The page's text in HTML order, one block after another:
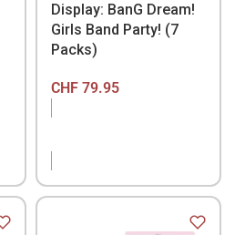
Display: BanG Dream!
Girls Band Party! (7
Packs)
CHF79.95